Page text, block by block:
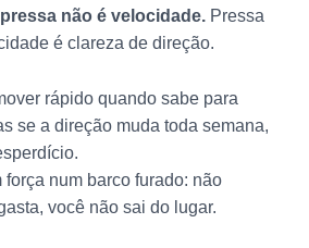
pressa não é velocidade.Pressa
é clareza de direção.
rápido quando sabe para
se a direção muda toda semana,
força num barco furado: não
você não sai do lugar.